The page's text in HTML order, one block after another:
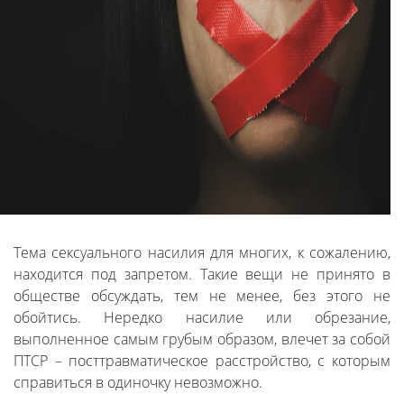
Тема сексуального насилия для многих, к сожалению,
находится под запретом. Такие вещи не принято в
обществе обсуждать, тем не менее, без этого не
обойтись. Нередко насилие или обрезание,
выполненное самым грубым образом, влечет за собой
ПТСР – посттравматическое расстройство, с которым
справиться в одиночку невозможно.